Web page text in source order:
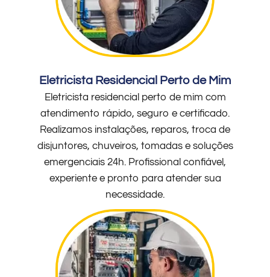
Eletricista Residencial Perto de Mim
Eletricista residencial perto de mim com
atendimento rápido, seguro e certificado.
Realizamos instalações, reparos, troca de
disjuntores, chuveiros, tomadas e soluções
emergenciais 24h. Profissional confiável,
experiente e pronto para atender sua
necessidade.